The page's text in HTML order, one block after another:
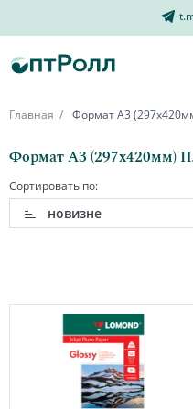
Главная Формат А3
Формат А3 (297х420мм)
Сортировать по:
новизне